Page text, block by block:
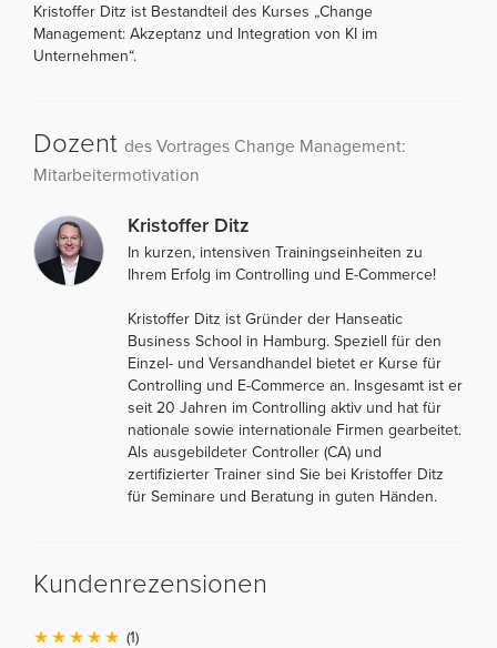
Kristoffer Ditz ist Bestandteil des Kurses „Change
Management: Akzeptanz und Integration von KI im
Unternehmen“.
Dozent des Vortrages Change Management:
Mitarbeitermotivation
Kristoffer Ditz
In kurzen, intensiven Trainingseinheiten zu
Ihrem Erfolg im Controlling und E-Commerce!
Kristoffer Ditz ist Gründer der Hanseatic
Business School in Hamburg. Speziell für den
Einzel- und Versandhandel bietet er Kurse für
Controlling und E-Commerce an. Insgesamt ist er
seit 20 Jahren im Controlling aktiv und hat für
nationale sowie internationale Firmen gearbeitet.
Als ausgebildeter Controller (CA) und
zertifizierter Trainer sind Sie bei Kristoffer Ditz
für Seminare und Beratung in guten Händen.
Kundenrezensionen
(1)